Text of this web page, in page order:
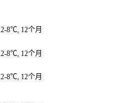
2-8℃, 12个月
2-8℃, 12个月
2-8℃, 12个月